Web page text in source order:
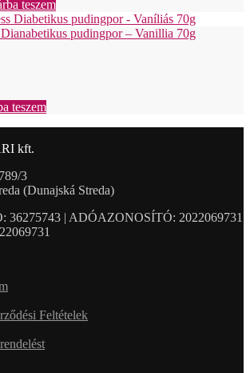
teszem
pudingpor – Vanillia 70g
teszem
kft.
3
(Dunajská Streda)
36275743 | ADÓAZONOSÍTÓ: 2022069731
Feltételek